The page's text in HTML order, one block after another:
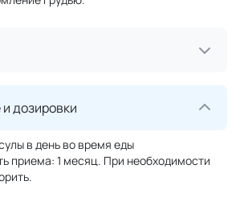
дозировки
в день во время еды
приема: 1 месяц. При необходимости